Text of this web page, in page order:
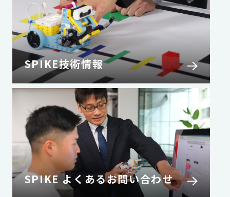
SPIKE技術情報
SPIKE よくあるお問い合わせ